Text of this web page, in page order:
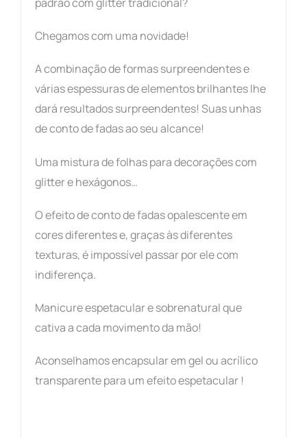
Chegamos com uma novidade!
A combinação de formas surpreendentes e
várias espessuras de elementos brilhantes lhe
dará resultados surpreendentes! Suas unhas
de conto de fadas ao seu alcance!
Uma mistura de folhas para decorações com
glitter e hexágonos…
O efeito de conto de fadas opalescente em
cores diferentes e, graças às diferentes
texturas, é impossível passar por ele com
indiferença.
Manicure espetacular e sobrenatural que
cativa a cada movimento da mão!
Aconselhamos encapsular em gel ou acrílico
transparente para um efeito espetacular !